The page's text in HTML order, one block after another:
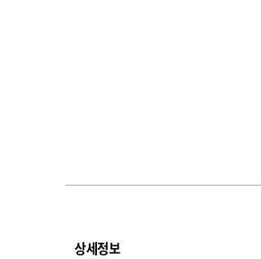
상세정보